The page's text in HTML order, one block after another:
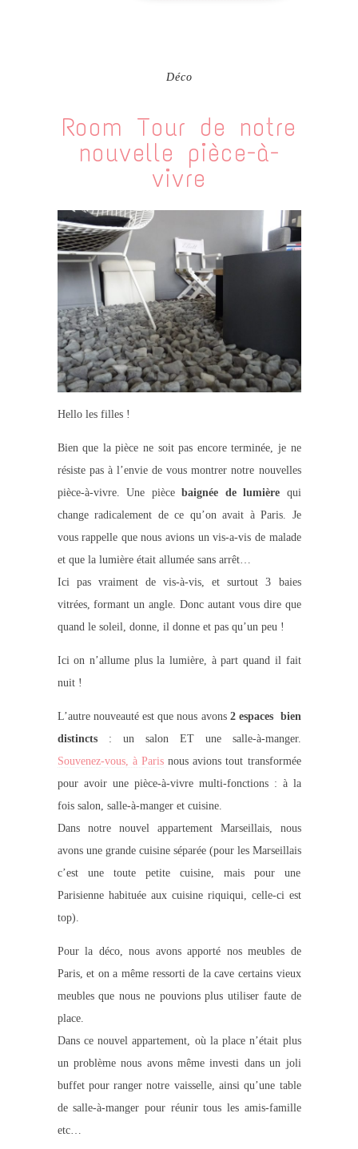
Déco
Room Tour de notre
nouvelle pièce-à-
vivre
Hello les filles !
Bien que la pièce ne soit pas encore terminée, je ne
résiste pas à l’envie de vous montrer notre nouvelles
pièce-à-vivre. Une pièce baignée de lumière qui
change radicalement de ce qu’on avait à Paris. Je
vous rappelle que nous avions un vis-a-vis de malade
et que la lumière était allumée sans arrêt…
Ici pas vraiment de vis-à-vis, et surtout 3 baies
vitrées, formant un angle. Donc autant vous dire que
quand le soleil, donne, il donne et pas qu’un peu !
Ici on n’allume plus la lumière, à part quand il fait
nuit !
L’autre nouveauté est que nous avons 2 espaces bien
distincts: un salon ET une salle-à-manger.
Souvenez-vous, à Parisnous avions tout transformée
pour avoir une pièce-à-vivre multi-fonctions : à la
fois salon, salle-à-manger et cuisine.
Dans notre nouvel appartement Marseillais, nous
avons une grande cuisine séparée (pour les Marseillais
c’est une toute petite cuisine, mais pour une
Parisienne habituée aux cuisine riquiqui, celle-ci est
top).
Pour la déco, nous avons apporté nos meubles de
Paris, et on a même ressorti de la cave certains vieux
meubles que nous ne pouvions plus utiliser faute de
place.
Dans ce nouvel appartement, où la place n’était plus
un problème nous avons même investi dans un joli
buffet pour ranger notre vaisselle, ainsi qu’une table
de salle-à-manger pour réunir tous les amis-famille
etc…